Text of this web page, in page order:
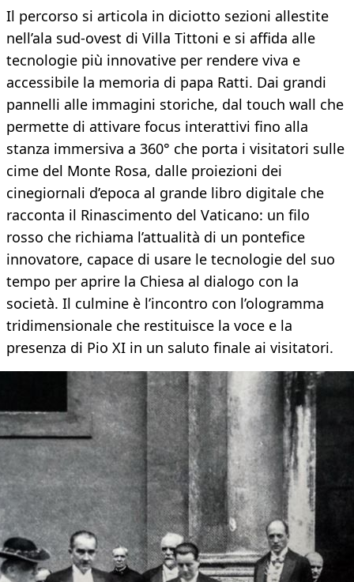
Il percorso si articola in diciotto sezioni allestite
nell’ala sud-ovest di Villa Tittoni e si affida alle
tecnologie più innovative per rendere viva e
accessibile la memoria di papa Ratti. Dai grandi
pannelli alle immagini storiche, dal touch wall che
permette di attivare focus interattivi fino alla
stanza immersiva a 360° che porta i visitatori sulle
cime del Monte Rosa, dalle proiezioni dei
cinegiornali d’epoca al grande libro digitale che
racconta il Rinascimento del Vaticano: un filo
rosso che richiama l’attualità di un pontefice
innovatore, capace di usare le tecnologie del suo
tempo per aprire la Chiesa al dialogo con la
società. Il culmine è l’incontro con l’ologramma
tridimensionale che restituisce la voce e la
presenza di Pio XI in un saluto finale ai visitatori.